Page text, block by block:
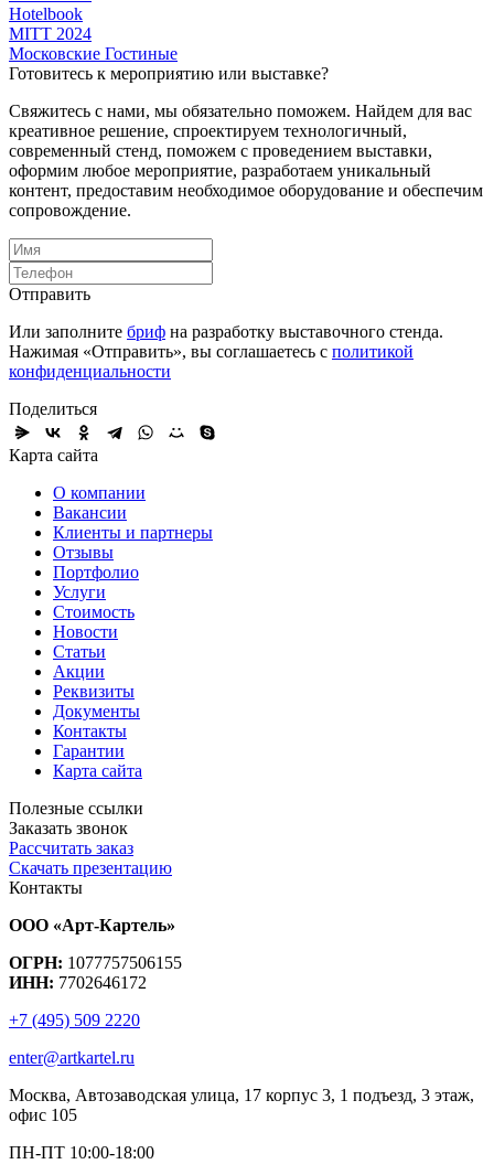
Hotelbook
MITT 2024
Московские Гостиные
Готовитесь к мероприятию или выставке?
Свяжитесь с нами, мы обязательно поможем. Найдем для вас
креативное решение, спроектируем технологичный,
современный стенд, поможем с проведением выставки,
оформим любое мероприятие, разработаем уникальный
контент, предоставим необходимое оборудование и обеспечим
сопровождение.
Отправить
Или заполните бриф на разработку выставочного стенда.
Нажимая «Отправить», вы соглашаетесь с политикой
конфиденциальности
Поделиться
Карта сайта
О компании
Вакансии
Клиенты и партнеры
Отзывы
Портфолио
Услуги
Стоимость
Новости
Статьи
Акции
Реквизиты
Документы
Контакты
Гарантии
Карта сайта
Полезные ссылки
Заказать звонок
Рассчитать заказ
Скачать презентацию
Контакты
ООО «Арт-Картель»
ОГРН: 1077757506155
ИНН: 7702646172
+7 (495) 509 2220
enter@artkartel.ru
Москва, Автозаводская улица, 17 корпус 3, 1 подъезд, 3 этаж,
офис 105
ПН-ПТ 10:00-18:00